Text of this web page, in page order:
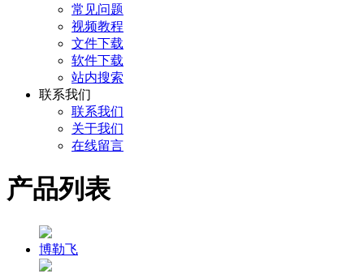
常见问题
视频教程
文件下载
软件下载
站内搜索
联系我们
联系我们
关于我们
在线留言
产品列表
博勒飞